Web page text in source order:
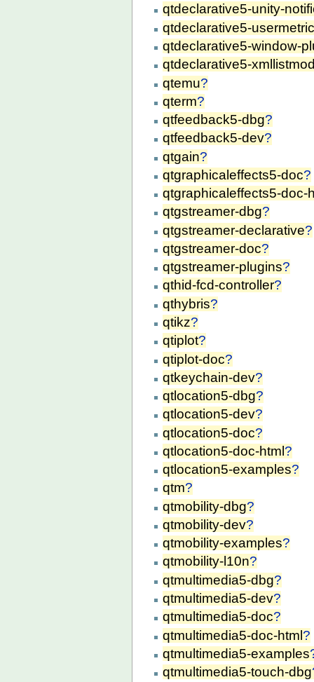
qtdeclarative5-unity-
qtdeclarative5-
qtdeclarative5-window-
qtdeclarative5-
qtemu?
qterm?
qtfeedback5-dbg?
qtfeedback5-dev?
qtgain?
qtgraphicaleffects5-doc?
qtgraphicaleffects5-doc-
qtgstreamer-dbg?
qtgstreamer-declarative?
qtgstreamer-doc?
qtgstreamer-plugins?
qthid-fcd-controller?
qthybris?
qtikz?
qtiplot?
qtiplot-doc?
qtkeychain-dev?
qtlocation5-dbg?
qtlocation5-dev?
qtlocation5-doc?
qtlocation5-doc-html ?
qtlocation5-examples?
qtm?
qtmobility-dbg?
qtmobility-dev?
qtmobility-examples?
qtmobility-l10n?
qtmultimedia5-dbg?
qtmultimedia5-dev?
qtmultimedia5-doc?
qtmultimedia5-doc-html?
qtmultimedia5-examples
qtmultimedia5-touch-dbg